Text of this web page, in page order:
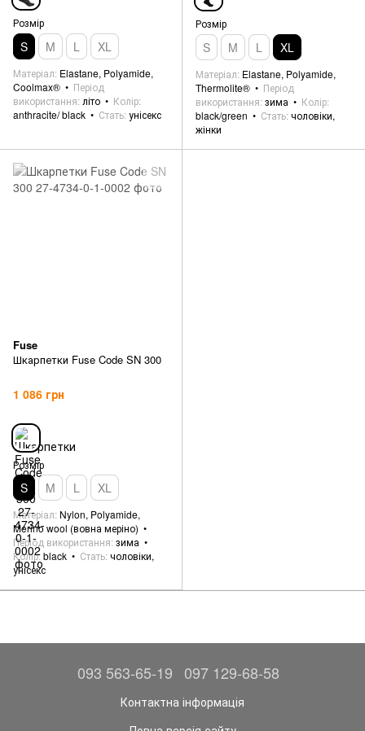
Розмір
S M L XL
Матеріал Elastane, Polyamide,
Coolmax®
Період
використання літо
Колір
anthracite/ black
Стать унісекс
Розмір
S M L XL
Матеріал Elastane, Polyamide,
Thermolite®
Період
використання зима
Колір
black/green
Стать чоловіки,
жінки
Fuse
Шкарпетки Fuse Code SN 300
1 086 грн
Розмір
S M L XL
Матеріал Nylon, Polyamide,
Merino wool (вовна меріно)
Період використання зима
Колір black Стать чоловіки,
унісекс
093 563-65-19 097 129-68-58
Контактна інформація